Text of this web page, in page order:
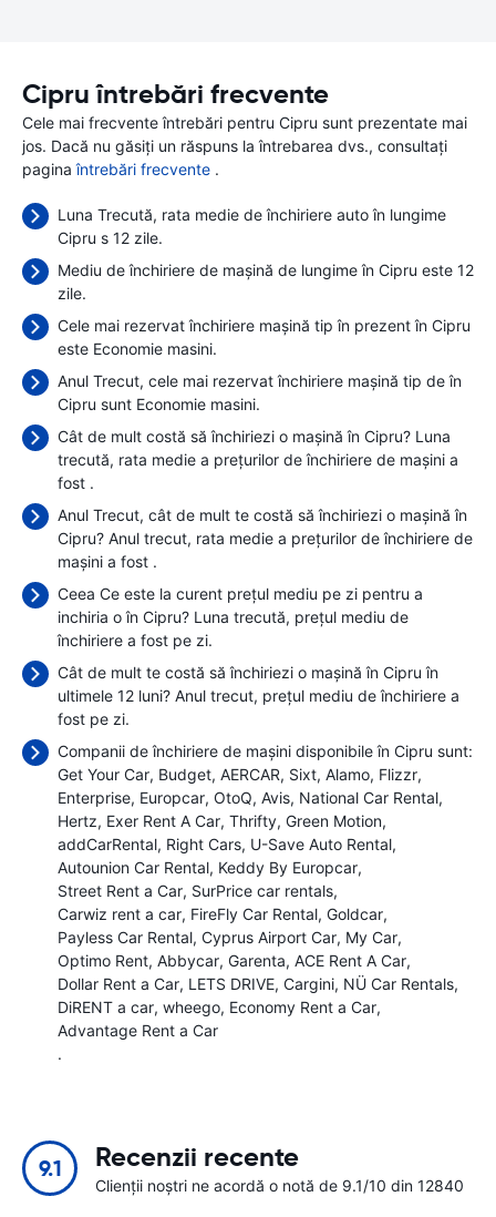
Cipru întrebări frecvente
Cele mai frecvente întrebări pentru Cipru sunt prezentate mai
jos. Dacă nu găsiți un răspuns la întrebarea dvs., consultați
paginaîntrebări frecvente .
Luna Trecută, rata medie de închiriere auto în lungime
Cipru s 12 zile.
Mediu de închiriere de mașină de lungime în Cipru este 12
zile.
Cele mai rezervat închiriere mașină tip în prezent în Cipru
este Economie masini.
Anul Trecut, cele mai rezervat închiriere mașină tip de în
Cipru sunt Economie masini.
Cât de mult costă să închiriezi o mașină în Cipru? Luna
trecută, rata medie a prețurilor de închiriere de mașini a
fost .
Anul Trecut, cât de mult te costă să închiriezi o mașină în
Cipru? Anul trecut, rata medie a prețurilor de închiriere de
mașini a fost .
Ceea Ce este la curent prețul mediu pe zi pentru a
inchiria o în Cipru? Luna trecută, prețul mediu de
închiriere a fost pe zi.
Cât de mult te costă să închiriezi o mașină în Cipru în
ultimele 12 luni? Anul trecut, prețul mediu de închiriere a
fost pe zi.
Companii de închiriere de mașini disponibile în Cipru sunt:
Get Your Car Budget AERCAR Sixt Alamo Flizzr
Enterprise Europcar OtoQ Avis National Car Rental
Hertz Exer Rent A Car Thrifty Green Motion
addCarRental Right Cars U-Save Auto Rental
Autounion Car Rental Keddy By Europcar
Street Rent a Car SurPrice car rentals
Carwiz rent a car FireFly Car Rental Goldcar
Payless Car Rental Cyprus Airport Car My Car
Optimo Rent Abbycar Garenta ACE Rent A Car
Dollar Rent a Car LETS DRIVE Cargini NÜ Car Rentals
DiRENT a car wheego Economy Rent a Car
Advantage Rent a Car
.
9.1 Recenzii recente
Clienții noștri ne acordă o notă de 9.1/10 din 12840